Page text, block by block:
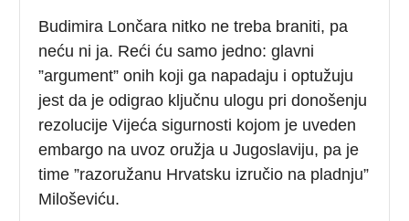
Budimira Lončara nitko ne treba braniti, pa
neću ni ja. Reći ću samo jedno: glavni
”argument” onih koji ga napadaju i optužuju
jest da je odigrao ključnu ulogu pri donošenju
rezolucije Vijeća sigurnosti kojom je uveden
embargo na uvoz oružja u Jugoslaviju, pa je
time ”razoružanu Hrvatsku izručio na pladnju”
Miloševiću.